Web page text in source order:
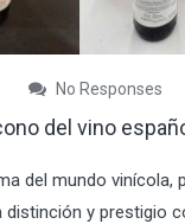
No Responses
del vino
del mundo vinícola,
distinción y prestigio